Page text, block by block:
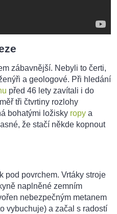
zábavnější. Nebyli to čerti,
a geologové. Při hledání
před 46 lety zavítali i do
tři čtvrtiny rozlohy
bohatými ložisky ropy a
že stačí někde kopnout
pod povrchem. Vrtáky stroje
naplněné zemním
nebezpečným metanem
vybuchuje) a začal s radostí